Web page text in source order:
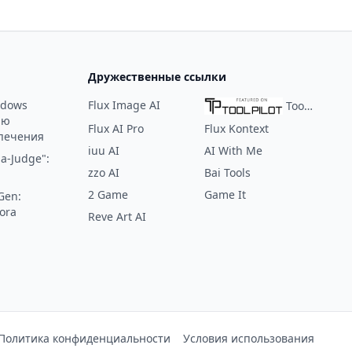
до
организовывать, анализировать и
формулы, диаграммы и
аналитические данные на основе ИИ.
Judge":
Дружественные ссылки
Flux Image AI
ToolPilot
Flux AI Pro
Flux Kontext
iuu AI
AI With Me
zzo AI
Bai Tools
2 Game
Game It
Reve Art AI
конфиденциальности Условия использования